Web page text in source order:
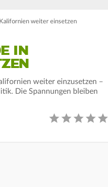
weiter einsetzen
IN
weiter einzusetzen –
Die Spannungen bleiben